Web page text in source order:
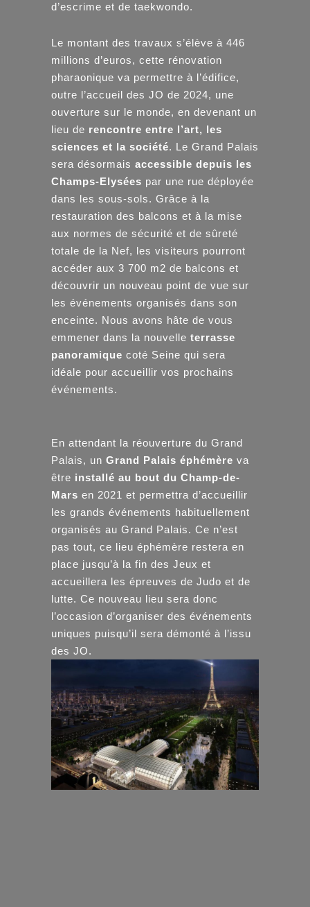
d’escrime et de taekwondo.
Le montant des travaux s’élève à 446
millions d’euros, cette rénovation
pharaonique va permettre à l’édifice,
outre l’accueil des JO de 2024, une
ouverture sur le monde, en devenant un
lieu de rencontre entre l’art, les
sciences et la société. Le Grand Palais
sera désormais accessible depuis les
Champs-Elysées par une rue déployée
dans les sous-sols. Grâce à la
restauration des balcons et à la mise
aux normes de sécurité et de sûreté
totale de la Nef, les visiteurs pourront
accéder aux 3 700 m2 de balcons et
découvrir un nouveau point de vue sur
les événements organisés dans son
enceinte. Nous avons hâte de vous
emmener dans la nouvelle terrasse
panoramique coté Seine qui sera
idéale pour accueillir vos prochains
événements.
En attendant la réouverture du Grand
Palais, un Grand Palais éphémère va
être installé au bout du Champ-de-
Mars en 2021 et permettra d’accueillir
les grands événements habituellement
organisés au Grand Palais. Ce n’est
pas tout, ce lieu éphémère restera en
place jusqu’à la fin des Jeux et
accueillera les épreuves de Judo et de
lutte. Ce nouveau lieu sera donc
l’occasion d’organiser des événements
uniques puisqu’il sera démonté à l’issu
des JO.